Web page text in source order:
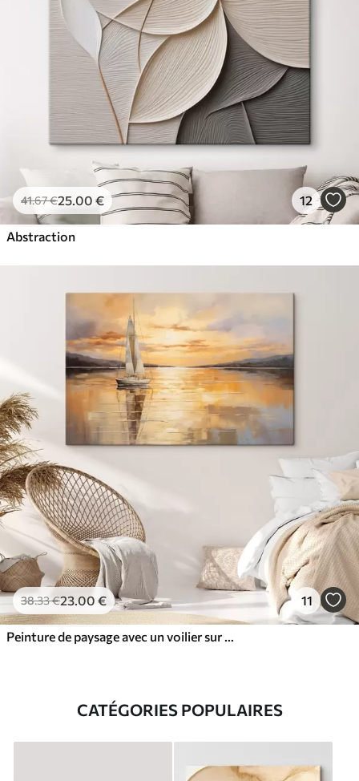
41.67€25.00 € 12
Abstraction
38.33€23.00 € 11
Peinture de paysage avec un voilier sur une mer calme, ciel orange et jaune, montagnes lointaines
CATÉGORIES POPULAIRES